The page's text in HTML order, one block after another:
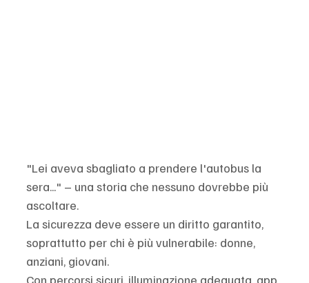
"Lei aveva sbagliato a prendere l'autobus la
sera..." – una storia che nessuno dovrebbe più
ascoltare.
La sicurezza deve essere un diritto garantito,
soprattutto per chi è più vulnerabile: donne,
anziani, giovani.
Con percorsi sicuri, illuminazione adeguata, app